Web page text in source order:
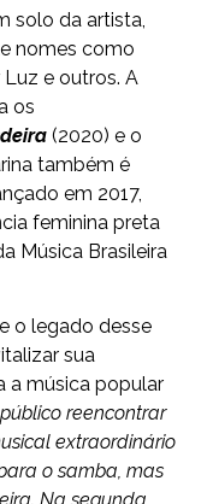
solo da artista,
nomes como
e outros. A
os
(2020) e o
também é
em 2017,
feminina preta
Música Brasileira
o legado desse
sua
a música popular
reencontrar
extraordinário
o samba, mas